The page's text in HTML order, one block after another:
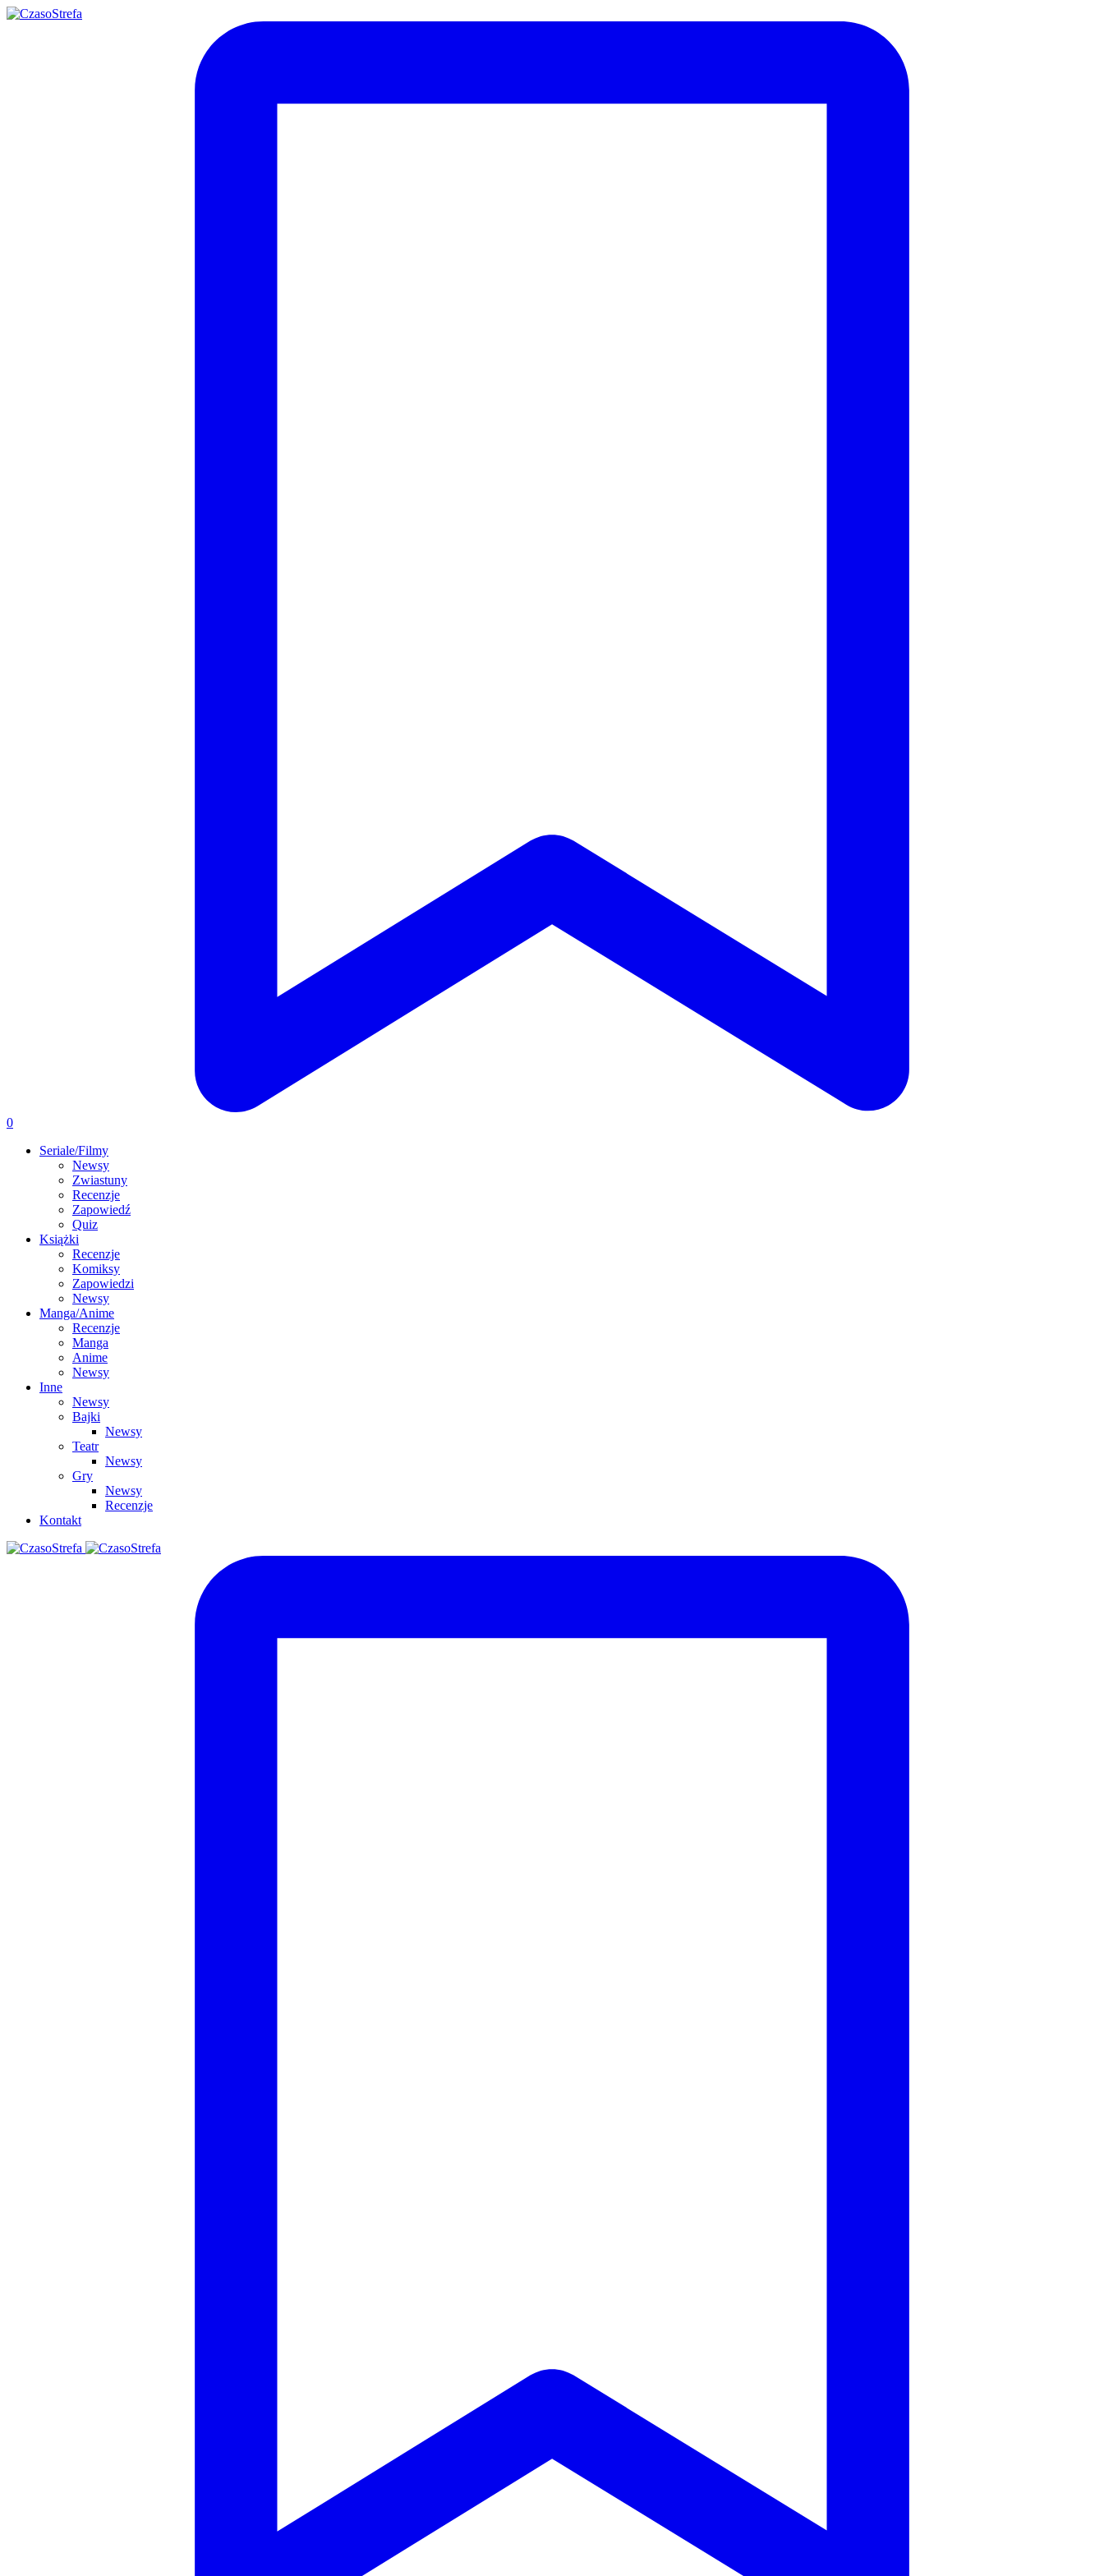
0
Seriale/Filmy
Newsy
Zwiastuny
Recenzje
Zapowiedź
Quiz
Książki
Recenzje
Komiksy
Zapowiedzi
Newsy
Manga/Anime
Recenzje
Manga
Anime
Newsy
Inne
Newsy
Bajki
Newsy
Teatr
Newsy
Gry
Newsy
Recenzje
Kontakt